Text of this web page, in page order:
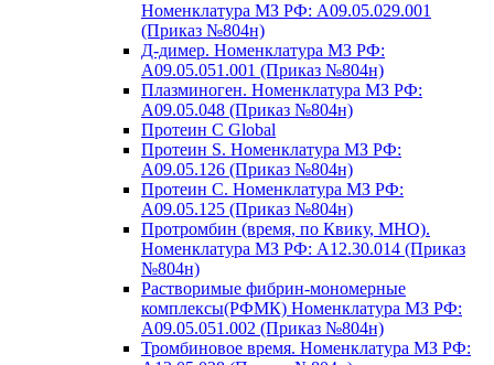
Номенклатура МЗ РФ: A09.05.029.001
(Приказ №804н)
Д-димер. Номенклатура МЗ РФ:
A09.05.051.001 (Приказ №804н)
Плазминоген. Номенклатура МЗ РФ:
A09.05.048 (Приказ №804н)
Протеин C Global
Протеин S. Номенклатура МЗ РФ:
A09.05.126 (Приказ №804н)
Протеин С. Номенклатура МЗ РФ:
A09.05.125 (Приказ №804н)
Протромбин (время, по Квику, МНО).
Номенклатура МЗ РФ: A12.30.014 (Приказ
№804н)
Растворимые фибрин-мономерные
комплексы(РФМК) Номенклатура МЗ РФ:
A09.05.051.002 (Приказ №804н)
Тромбиновое время. Номенклатура МЗ РФ: